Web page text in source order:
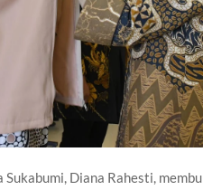
Diana Rahesti,